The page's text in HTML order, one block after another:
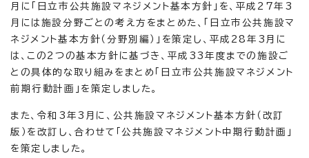
月に「日立市公共施設マネジメント基本方針」を、平成27年3
月には施設分野ごとの考え方をまとめた、「日立市公共施設マ
ネジメント基本方針（分野別編）」を策定し、平成28年3月に
は、この2つの基本方針に基づき、平成33年度までの施設ご
との具体的な取り組みをまとめ「日立市公共施設マネジメント
前期行動計画」を策定しました。
また、令和3年3月に、公共施設マネジメント基本方針（改訂
版）を改訂し、合わせて「公共施設マネジメント中期行動計画」
を策定しました。